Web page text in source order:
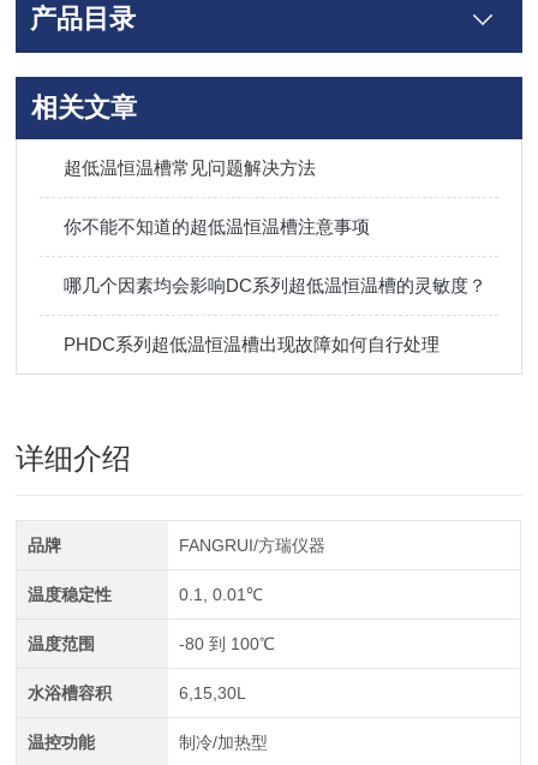
产品目录
相关文章
超低温恒温槽常见问题解决方法
你不能不知道的超低温恒温槽注意事项
哪几个因素均会影响DC系列超低温恒温槽的灵敏度？
PHDC系列超低温恒温槽出现故障如何自行处理
详细介绍
品牌 FANGRUI/方瑞仪器
温度稳定性 0.1, 0.01℃
温度范围 -80 到 100℃
水浴槽容积 6,15,30L
温控功能 制冷/加热型